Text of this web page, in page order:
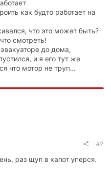
как будто работает на
что это может быть?
смотреть!
до дома,
и я его тут же
что мотор не труп...
#2
раз щуп в капот уперся.